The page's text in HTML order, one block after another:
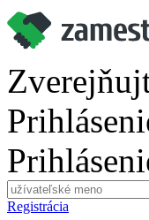
Registrácia